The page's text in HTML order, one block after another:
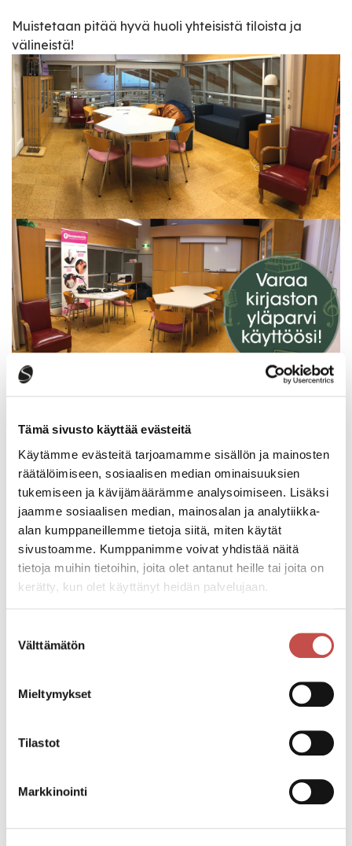
Tämä sivusto käyttää evästeitä
Käytämme evästeitä tarjoamamme sisällön ja mainosten
räätälöimiseen, sosiaalisen median ominaisuuksien
tukemiseen ja kävijämäärämme analysoimiseen. Lisäksi
jaamme sosiaalisen median, mainosalan ja analytiikka-
alan kumppaneillemme tietoja siitä, miten käytät
sivustoamme. Kumppanimme voivat yhdistää näitä
tietoja muihin tietoihin, joita olet antanut heille tai joita on
kerätty, kun olet käyttänyt heidän palvelujaan.
valinta
Välttämätön
Mieltymykset
Tilastot
Markkinointi
Muistetaan pitää hyvä huoli yhteisistä tiloista ja
välineistä!
Ilmoittautuminen kansalaisopiston
lukuvuoden 2026–2027 kursseille alkaa
10.8.2026
Kansalaisopisto 5.8.2026
Koulu alkaa keskiviikkona 12.8.2026
Esiopetus alkaa maanantaina 17.8.2026
Varhaiskasvatus ja esiopetus
Lupa- ja valvontaviraston antama
tuulivoimahanketta koskeva perusteltu
päätelmä